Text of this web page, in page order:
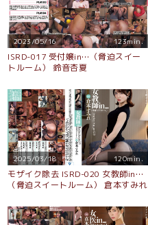
2023/05/16 123min.
ISRD-017 受付嬢in…（脅迫スイー
トルーム） 鈴音杏夏
2025/03/18 120min.
モザイク除去 ISRD-020 女教師in…
（脅迫スイートルーム） 倉本すみれ